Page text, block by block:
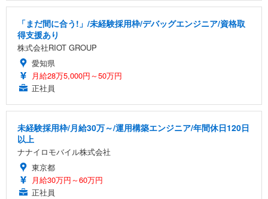
「まだ間に合う!」/未経験採用枠/デバッグエンジニア/資格取
得支援あり
株式会社RIOT GROUP
愛知県
月給28万5,000円～50万円
正社員
未経験採用枠/月給30万～/運用構築エンジニア/年間休日120日
以上
ナナイロモバイル株式会社
東京都
月給30万円～60万円
正社員